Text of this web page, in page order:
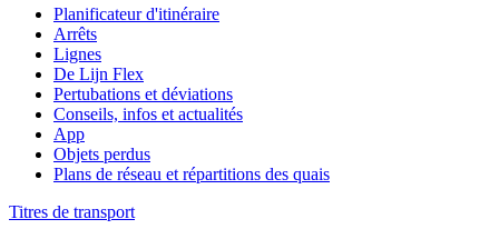
Planificateur d'itinéraire
Arrêts
Lignes
De Lijn Flex
Pertubations et déviations
Conseils, infos et actualités
App
Objets perdus
Plans de réseau et répartitions des quais
Titres de transport